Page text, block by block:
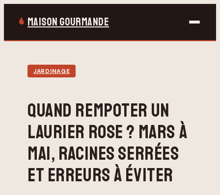
MAISON GOURMANDE
Bricolage
Jardinage
Maison & Déco
JARDINAGE
QUAND REMPOTER UN
LAURIER ROSE ? MARS À
MAI, RACINES SERRÉES
ET ERREURS À ÉVITER